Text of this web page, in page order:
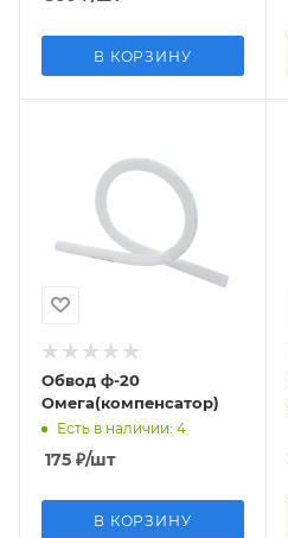
В КОРЗИНУ
Обвод ф-20
Омега(компенсатор)
Есть в наличии: 4
175 ₽/шт
В КОРЗИНУ